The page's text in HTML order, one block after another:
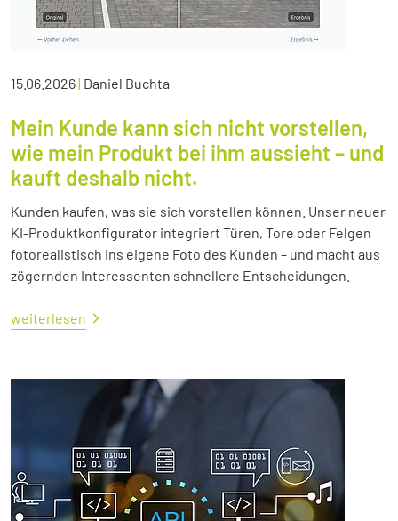
15.06.2026| Daniel Buchta
Mein Kunde kann sich nicht vorstellen,
wie mein Produkt bei ihm aussieht – und
kauft deshalb nicht.
Kunden kaufen, was sie sich vorstellen können. Unser neuer
KI-Produktkonfigurator integriert Türen, Tore oder Felgen
fotorealistisch ins eigene Foto des Kunden – und macht aus
zögernden Interessenten schnellere Entscheidungen.
weiterlesen